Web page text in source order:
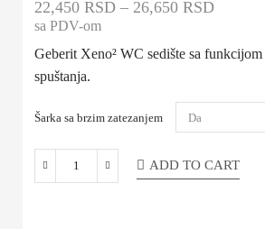
22,450RSD – 26,650RSD
sa PDV-om
Geberit Xeno² WC sedište sa
spuštanja.
Šarka sa brzim zatezanjem
ADD TO CART